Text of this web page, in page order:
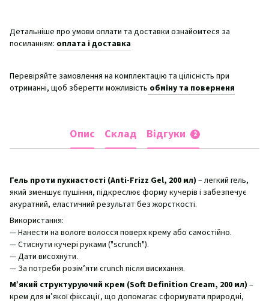
Детальніше про умови оплати та доставки ознайомтеся за
посиланням: оплата і доставка
Перевіряйте замовлення на комплектацію та цілісність при
отриманні, щоб зберегти можливість обміну та поверненя
Опис Склад Відгуки 2
Гель проти пухнастості (Anti-Frizz Gel, 200 мл) – легкий гель,
який зменшує пушіння, підкреслює форму кучерів і забезпечує
акуратний, еластичний результат без жорсткості.
Використання:
— Нанести на вологе волосся поверх крему або самостійно.
— Стиснути кучері руками ("scrunch").
— Дати висохнути.
— За потреби розім’яти crunch після висихання.
М’який структуруючий крем (Soft Definition Cream, 200 мл) –
крем для м’якої фіксації, що допомагає сформувати природні,